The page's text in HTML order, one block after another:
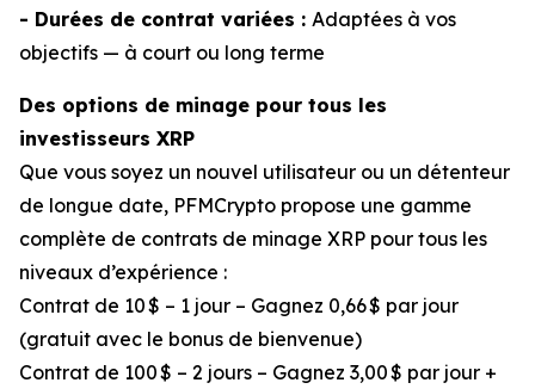
- Durées de contrat variées : Adaptées à vos
objectifs — à court ou long terme
Des options de minage pour tous les
investisseurs XRP
Que vous soyez un nouvel utilisateur ou un détenteur
de longue date, PFMCrypto propose une gamme
complète de contrats de minage XRP pour tous les
niveaux d’expérience :
Contrat de 10 $ – 1 jour – Gagnez 0,66 $ par jour
(gratuit avec le bonus de bienvenue)
Contrat de 100 $ – 2 jours – Gagnez 3,00 $ par jour +